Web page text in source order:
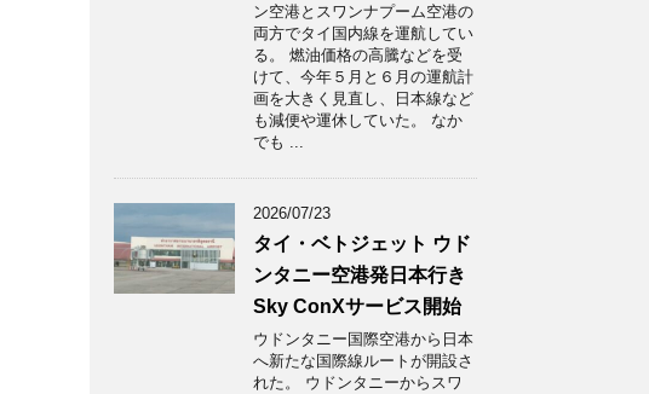
ン空港とスワンナプーム空港の
両方でタイ国内線を運航してい
る。 燃油価格の高騰などを受
けて、今年５月と６月の運航計
画を大きく見直し、日本線など
も減便や運休していた。 なか
でも ...
2026/07/23
タイ・ベトジェット ウド
ンタニー空港発日本行き
Sky ConXサービス開始
ウドンタニー国際空港から日本
へ新たな国際線ルートが開設さ
れた。 ウドンタニーからスワ